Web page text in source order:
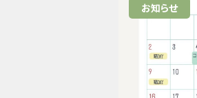
お知らせ